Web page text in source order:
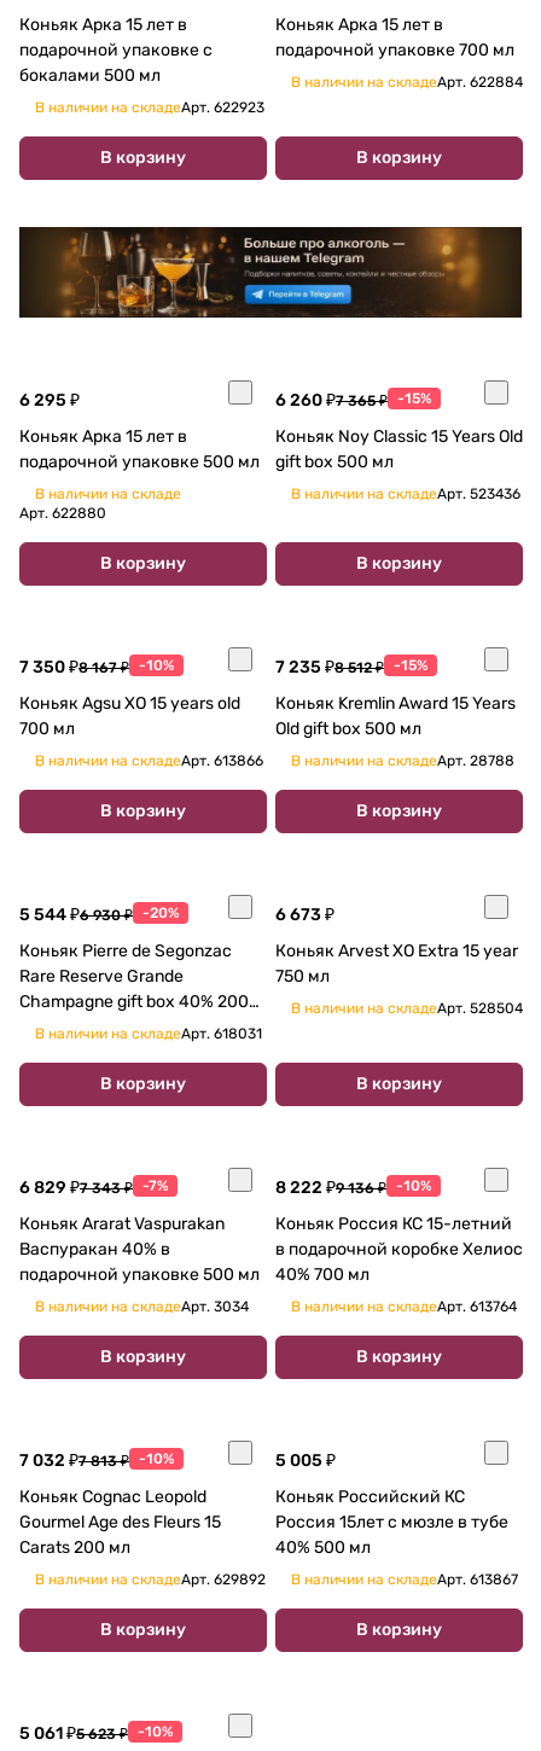
Коньяк Арка 15 лет в
подарочной упаковке с
бокалами 500 мл
В наличии на складеАрт. 622923
В корзину
Коньяк Арка 15 лет в
подарочной упаковке 700 мл
В наличии на складеАрт. 622884
В корзину
6 295 ₽
Коньяк Арка 15 лет в
подарочной упаковке 500 мл
В наличии на складе
Арт. 622880
В корзину
6 260 ₽7 365 ₽ -15%
Коньяк Noy Classic 15 Years Old
gift box 500 мл
В наличии на складеАрт. 523436
В корзину
7 350 ₽8 167 ₽ -10%
Коньяк Agsu XO 15 years old
700 мл
В наличии на складеАрт. 613866
В корзину
7 235 ₽8 512 ₽ -15%
Коньяк Kremlin Award 15 Years
Old gift box 500 мл
В наличии на складеАрт. 28788
В корзину
5 544 ₽6 930 ₽ -20%
Коньяк Pierre de Segonzac
Rare Reserve Grande
Champagne gift box 40% 200
млВ наличии на складеАрт. 618031
В корзину
6 673 ₽
Коньяк Arvest XO Extra 15 year
750 мл
В наличии на складеАрт. 528504
В корзину
6 829 ₽7 343 ₽ -7%
Коньяк Ararat Vaspurakan
Васпуракан 40% в
подарочной упаковке 500 мл
В наличии на складеАрт. 3034
В корзину
8 222 ₽9 136 ₽ -10%
Коньяк Россия КС 15-летний
в подарочной коробке Хелиос
40% 700 мл
В наличии на складеАрт. 613764
В корзину
7 032 ₽7 813 ₽ -10%
Коньяк Cognac Leopold
Gourmel Age des Fleurs 15
Carats 200 мл
В наличии на складеАрт. 629892
В корзину
5 005 ₽
Коньяк Российский КС
Россия 15лет с мюзле в тубе
40% 500 мл
В наличии на складеАрт. 613867
В корзину
5 061 ₽5 623 ₽ -10%